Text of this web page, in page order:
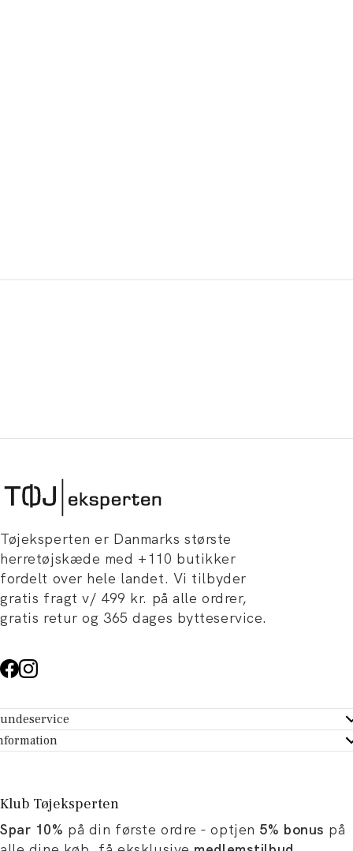
Tøjeksperten er Danmarks største
herretøjskæde med +110 butikker
fordelt over hele landet. Vi tilbyder
gratis fragt v/ 499 kr. på alle ordrer,
gratis retur og 365 dages bytteservice.
- Hjælpecenter
dit køb
Tøjeksperten
og artikler
Klub Tøjeksperten
Spar 10% på din første ordre - optjen 5% bonus på